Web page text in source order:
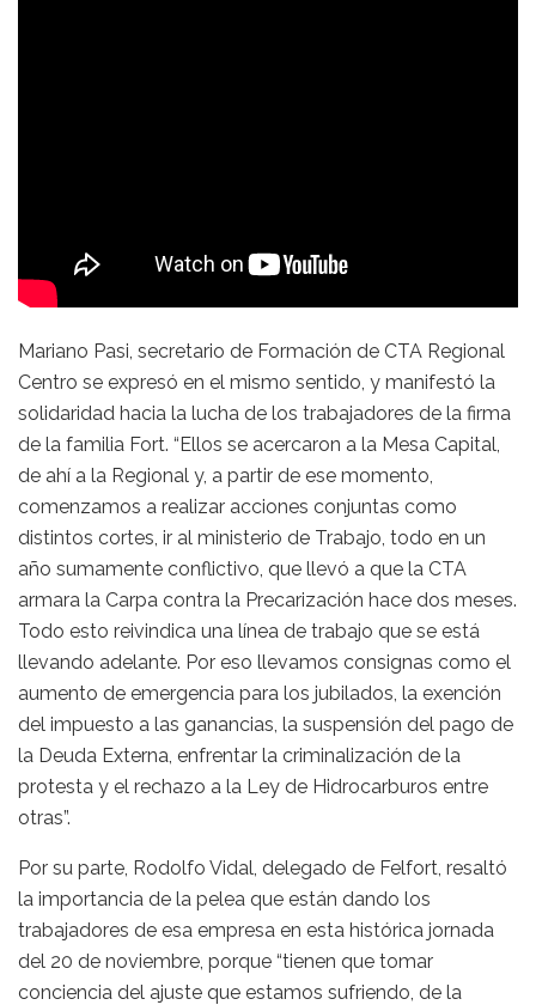
Mariano Pasi, secretario de Formación de CTA Regional
Centro se expresó en el mismo sentido, y manifestó la
solidaridad hacia la lucha de los trabajadores de la firma
de la familia Fort. “Ellos se acercaron a la Mesa Capital,
de ahí a la Regional y, a partir de ese momento,
comenzamos a realizar acciones conjuntas como
distintos cortes, ir al ministerio de Trabajo, todo en un
año sumamente conflictivo, que llevó a que la CTA
armara la Carpa contra la Precarización hace dos meses.
Todo esto reivindica una línea de trabajo que se está
llevando adelante. Por eso llevamos consignas como el
aumento de emergencia para los jubilados, la exención
del impuesto a las ganancias, la suspensión del pago de
la Deuda Externa, enfrentar la criminalización de la
protesta y el rechazo a la Ley de Hidrocarburos entre
otras”.
Por su parte, Rodolfo Vidal, delegado de Felfort, resaltó
la importancia de la pelea que están dando los
trabajadores de esa empresa en esta histórica jornada
del 20 de noviembre, porque “tienen que tomar
conciencia del ajuste que estamos sufriendo, de la